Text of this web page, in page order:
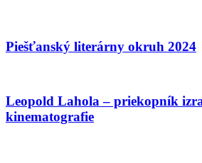
Piešťanský literárny okruh 2024
Leopold Lahola – priekopník
kinematografie